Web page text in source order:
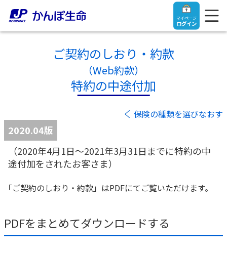
マイページ
ログイン
ご契約者さま
ご契約者さま
保険をご検討中のお客さま
保険をご検討中のお客さま
法人のお客さま
ちら
ご契約のしおり・約款
（Web約款）
特約の中途付加
保険の種類を選びなおす
2020.04版
（2020年4月1日～2021年3月31日までに特約の中
途付加をされたお客さま）
「ご契約のしおり・約款」はPDFにてご覧いただけます。
PDFをまとめてダウンロードする